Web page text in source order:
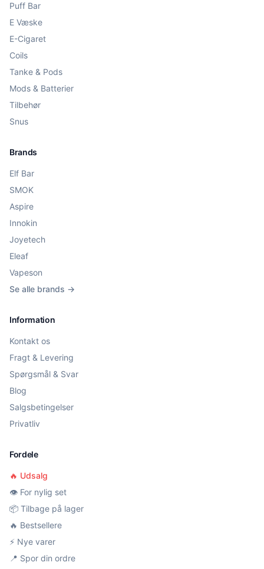
Puff Bar
E Væske
E-Cigaret
Coils
Tanke & Pods
Mods & Batterier
Tilbehør
Snus
Brands
Elf Bar
SMOK
Aspire
Innokin
Joyetech
Eleaf
Vapeson
Se alle brands →
Information
Kontakt os
Fragt & Levering
Spørgsmål & Svar
Blog
Salgsbetingelser
Privatliv
Fordele
🔥 Udsalg
👁️ For nylig set
📦 Tilbage på lager
🔥 Bestsellere
⚡ Nye varer
📍 Spor din ordre